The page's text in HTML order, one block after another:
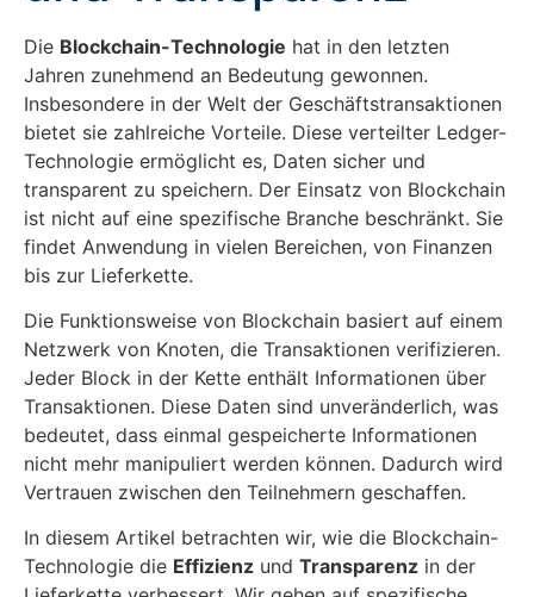
Die Blockchain-Technologie hat in den letzten
Jahren zunehmend an Bedeutung gewonnen.
Insbesondere in der Welt der Geschäftstransaktionen
bietet sie zahlreiche Vorteile. Diese verteilter Ledger-
Technologie ermöglicht es, Daten sicher und
transparent zu speichern. Der Einsatz von Blockchain
ist nicht auf eine spezifische Branche beschränkt. Sie
findet Anwendung in vielen Bereichen, von Finanzen
bis zur Lieferkette.
Die Funktionsweise von Blockchain basiert auf einem
Netzwerk von Knoten, die Transaktionen verifizieren.
Jeder Block in der Kette enthält Informationen über
Transaktionen. Diese Daten sind unveränderlich, was
bedeutet, dass einmal gespeicherte Informationen
nicht mehr manipuliert werden können. Dadurch wird
Vertrauen zwischen den Teilnehmern geschaffen.
In diesem Artikel betrachten wir, wie die Blockchain-
Technologie die Effizienz und Transparenz in der